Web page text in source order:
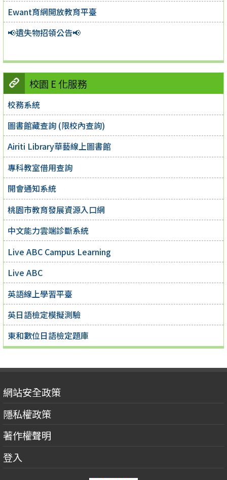
Ewant育網開放教育平臺
📢遺失物招領公告📢
校園 E 化服務
校務系統
圖書館藏查詢 (限校內查詢)
Airiti Library華藝線上圖書館
專科教室借用查詢
開會通知系統
桃園市教育發展資源入口網
中文能力雲端診斷系統
Live ABC Campus Learning
Live ABC
英語線上學習平臺
英日語檢定模擬測驗
東和數位日語檢定題庫
網站安全政策
隱私權政策
著作權聲明
登入